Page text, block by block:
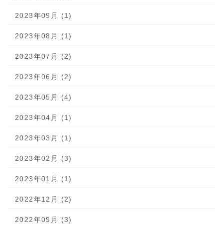
2023年09月 (1)
2023年08月 (1)
2023年07月 (2)
2023年06月 (2)
2023年05月 (4)
2023年04月 (1)
2023年03月 (1)
2023年02月 (3)
2023年01月 (1)
2022年12月 (2)
2022年09月 (3)